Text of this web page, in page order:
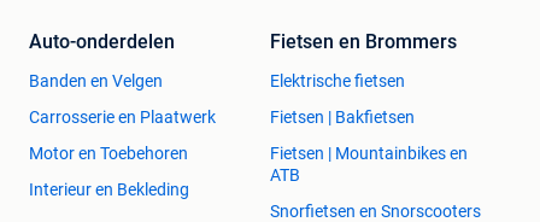
Auto-onderdelen
Banden en Velgen
Carrosserie en Plaatwerk
Motor en Toebehoren
Interieur en Bekleding
Fietsen en Brommers
Elektrische fietsen
Fietsen | Bakfietsen
Fietsen | Mountainbikes en
ATB
Snorfietsen en Snorscooters